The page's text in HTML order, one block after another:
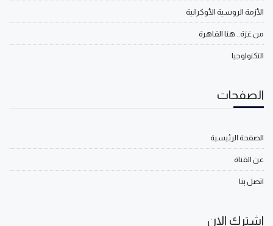
الأزمة الروسية الأوكرانية
من غزة.. هنا القاهرة
التكنولوجيا
الصفحات
الصفحة الرئيسية
عن القناة
اتصل بنا
اشترك الان